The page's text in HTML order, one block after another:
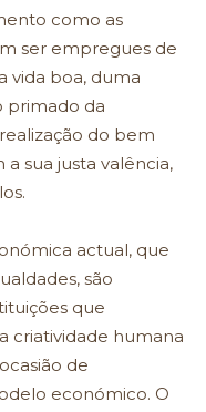
como as
ser empregues de
vida boa, duma
primado da
do bem
sua justa valência,
actual, que
são
que
criatividade humana
de
económico. O